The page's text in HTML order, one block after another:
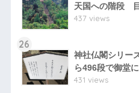
天国への階段
437 views
26
神社仏閣シリー
ら496段で御堂に
431 views